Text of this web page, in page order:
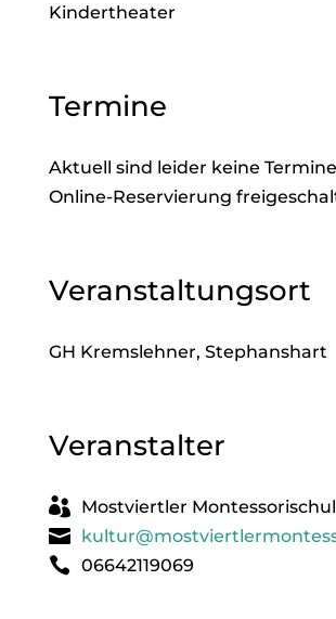
Kindertheater
Termine
Aktuell sind leider keine
Online-Reservierung
Veranstaltungsort
GH Kremslehner, Stephanshart
Veranstalter
Mostviertler
06642119069